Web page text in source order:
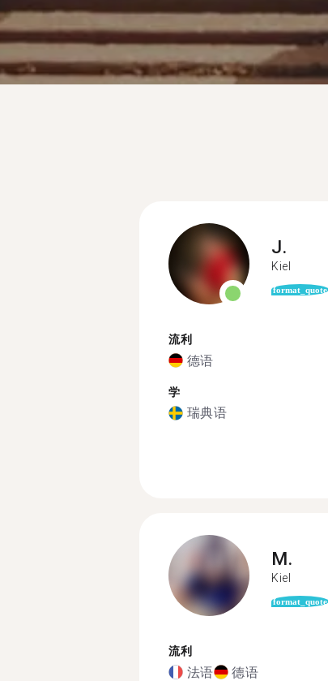
J.
Kiel
format_quote
流利
德语
学
瑞典语
M.
Kiel
format_quote
流利
法语 德语